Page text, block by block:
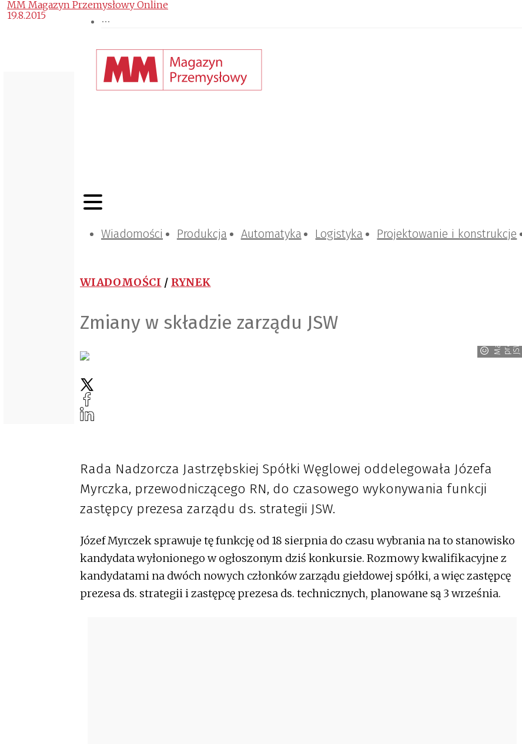
Wiadomości Produkcja Automatyka Logistyka Projektowanie i konstrukcje
WIADOMOŚCI / RYNEK
Zmiany w składzie zarządu JSW
M
a t
e
r
i
a
ł
p
r
a
s
o
wy
J
S W
MM Magazyn Przemysłowy Online
19.8.2015
Rada Nadzorcza Jastrzębskiej Spółki Węglowej oddelegowała Józefa
Myrczka, przewodniczącego RN, do czasowego wykonywania funkcji
zastępcy prezesa zarządu ds. strategii JSW.
Józef Myrczek sprawuje tę funkcję od 18 sierpnia do czasu wybrania na to stanowisko
kandydata wyłonionego w ogłoszonym dziś konkursie. Rozmowy kwalifikacyjne z
kandydatami na dwóch nowych członków zarządu giełdowej spółki, a więc zastępcę
prezesa ds. strategii i zastępcę prezesa ds. technicznych, planowane są 3 września.